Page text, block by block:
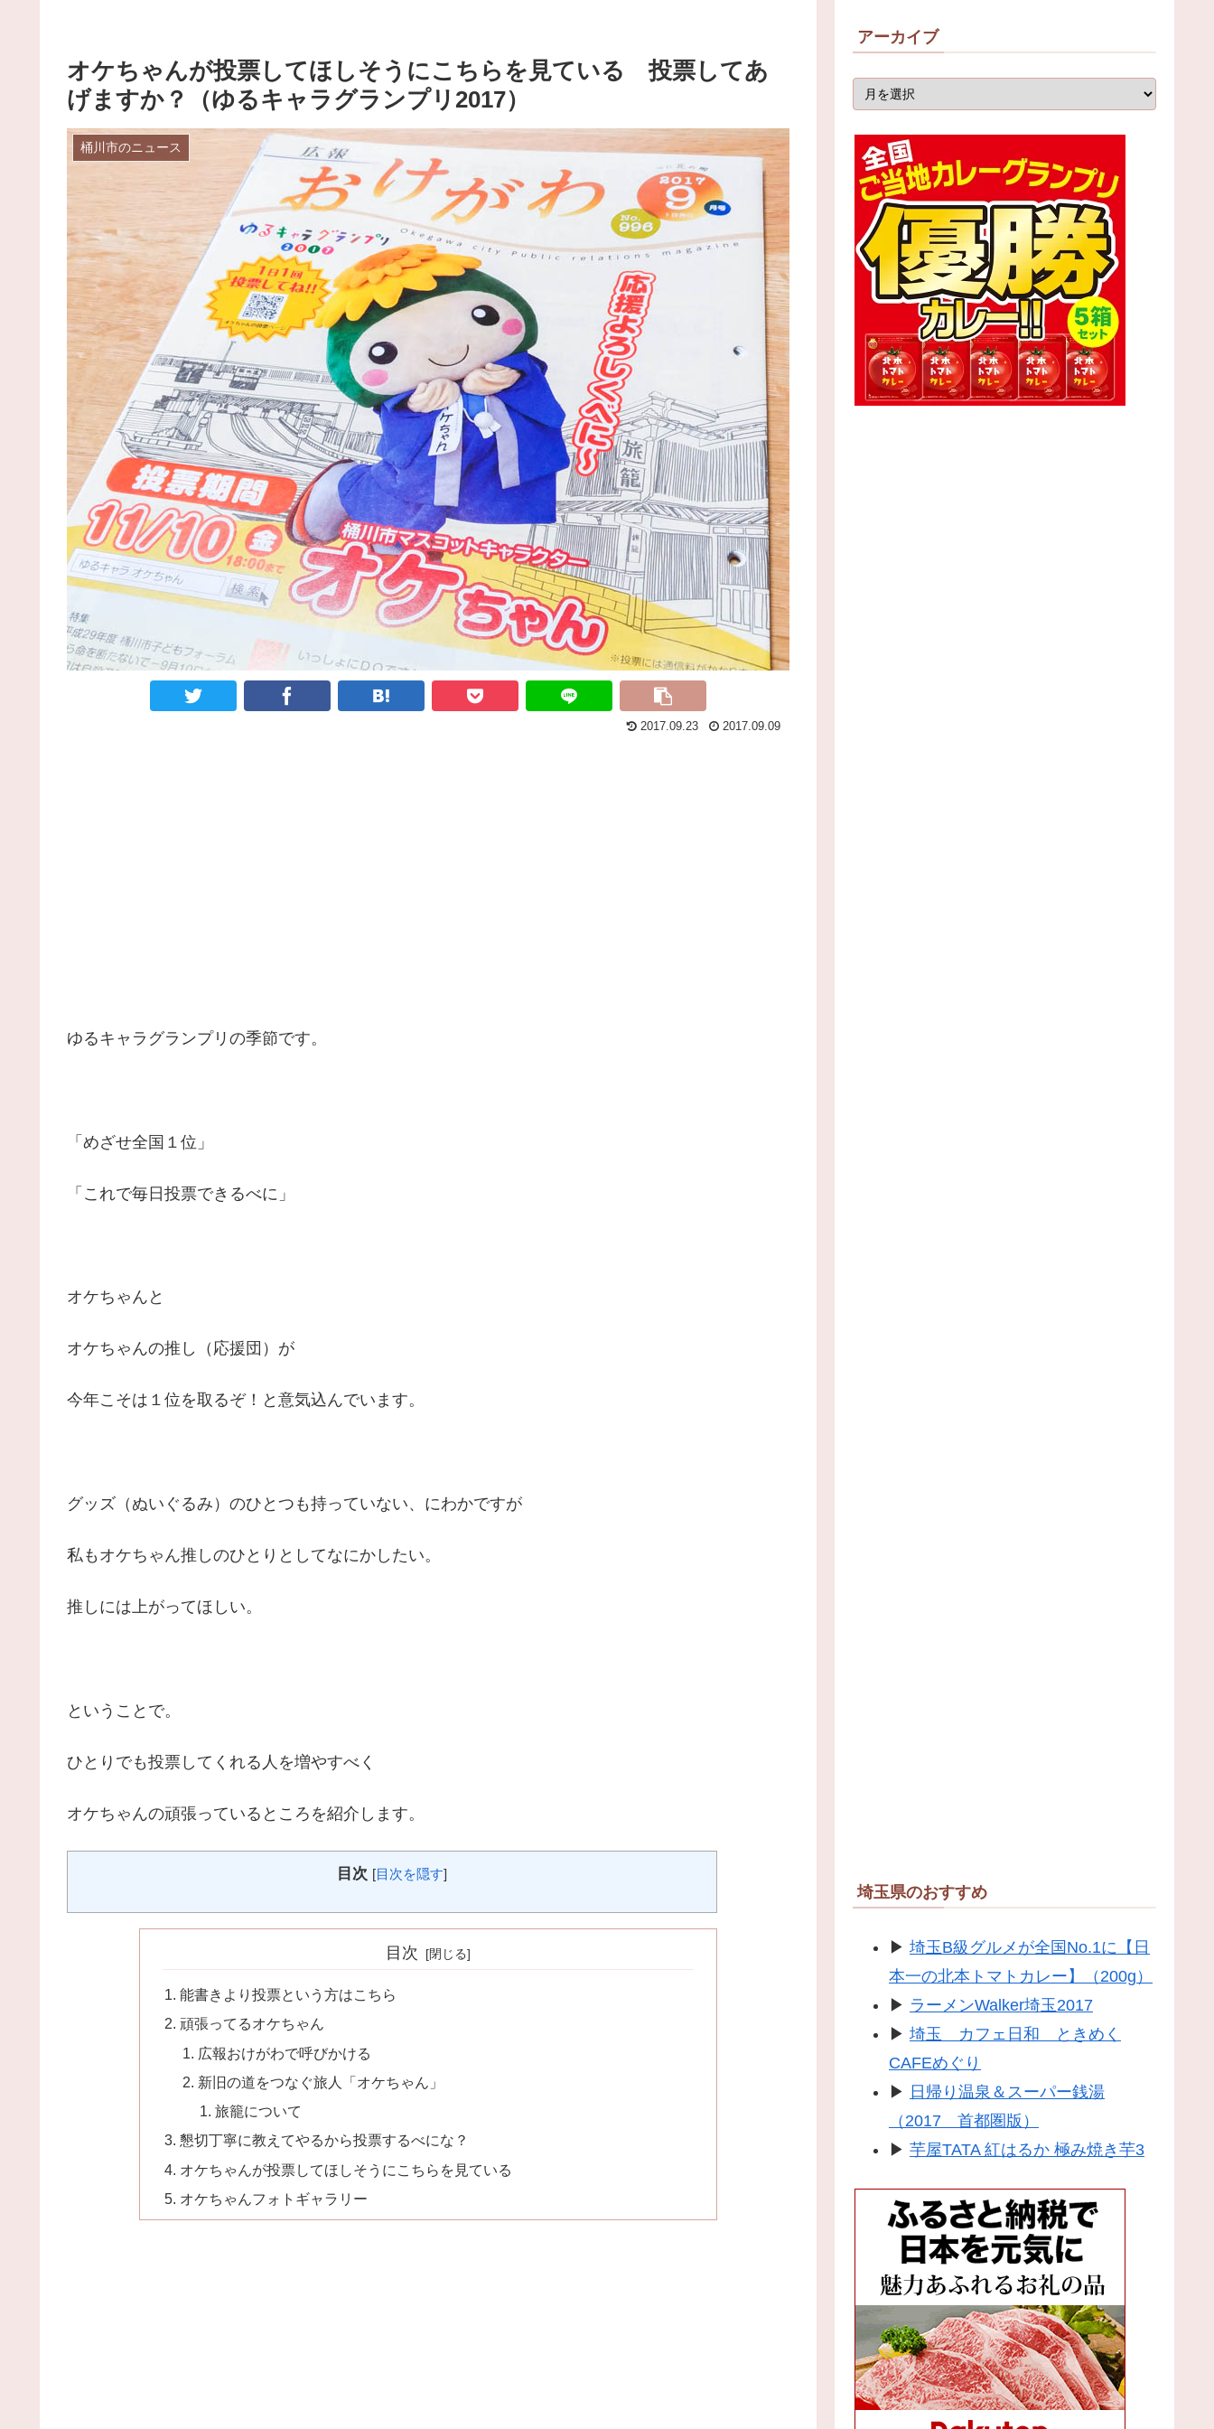
オケちゃんが投票してほしそうにこちらを見ている 投票してあ
げますか？（ゆるキャラグランプリ2017）
桶川市のニュース
2017.09.23 2017.09.09
ゆるキャラグランプリの季節です。
「めざせ全国１位」
「これで毎日投票できるべに」
オケちゃんと
オケちゃんの推し（応援団）が
今年こそは１位を取るぞ！と意気込んでいます。
グッズ（ぬいぐるみ）のひとつも持っていない、にわかですが
私もオケちゃん推しのひとりとしてなにかしたい。
推しには上がってほしい。
ということで。
ひとりでも投票してくれる人を増やすべく
オケちゃんの頑張っているところを紹介します。
目次 [目次を隠す]
目次
能書きより投票という方はこちら
頑張ってるオケちゃん
広報おけがわで呼びかける
新旧の道をつなぐ旅人「オケちゃん」
旅籠について
懇切丁寧に教えてやるから投票するべにな？
オケちゃんが投票してほしそうにこちらを見ている
オケちゃんフォトギャラリー
アーカイブ
埼玉県のおすすめ
▶ 埼玉B級グルメが全国No.1に【日
本一の北本トマトカレー】（200g）
▶ ラーメンWalker埼玉2017
▶ 埼玉 カフェ日和 ときめく
CAFEめぐり
▶ 日帰り温泉＆スーパー銭湯
（2017 首都圏版）
▶ 芋屋TATA 紅はるか 極み焼き芋3